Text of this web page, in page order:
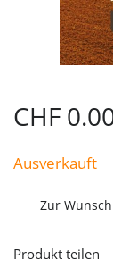
CHF
Ausverkauft
Zur
Produkt teilen